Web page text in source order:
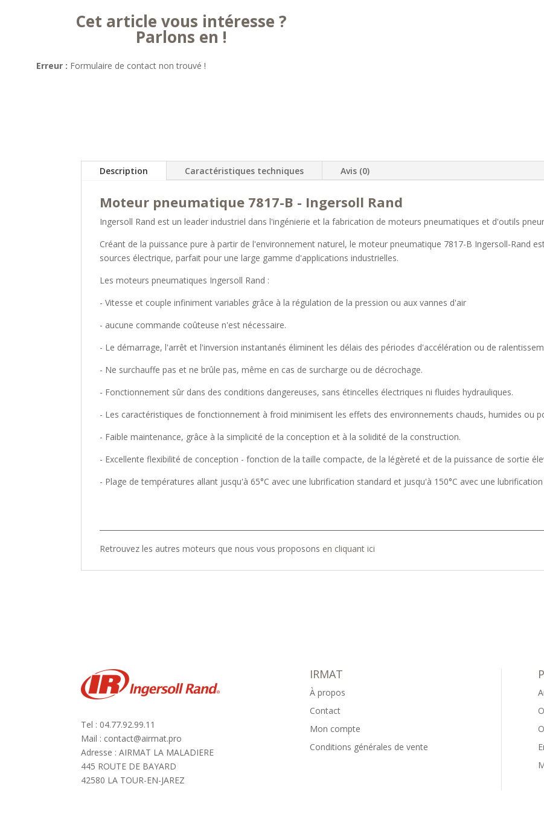
Cet article vous intéresse ?
Parlons en !
Erreur : Formulaire de contact non trouvé !
Description Caractéristiques techniques Avis (0)
Moteur pneumatique 7817-B - Ingersoll Rand
Ingersoll Rand est un leader industriel dans l'ingénierie et la fabrication de moteurs pneumatiques et d'outils
Créant de la puissance pure à partir de l'environnement naturel, le moteur pneumatique 7817-B Ingersoll-Rand
sources électrique, parfait pour une large gamme d'applications industrielles.
Les moteurs pneumatiques Ingersoll Rand :
- Vitesse et couple infiniment variables grâce à la régulation de la pression ou aux vannes d'air
- aucune commande coûteuse n'est nécessaire.
- Le démarrage, l'arrêt et l'inversion instantanés éliminent les délais des périodes d'accélération ou de
- Ne surchauffe pas et ne brûle pas, même en cas de surcharge ou de décrochage.
- Fonctionnement sûr dans des conditions dangereuses, sans étincelles électriques ni fluides hydrauliques.
- Les caractéristiques de fonctionnement à froid minimisent les effets des environnements chauds, humides ou
- Faible maintenance, grâce à la simplicité de la conception et à la solidité de la construction.
- Excellente flexibilité de conception - fonction de la taille compacte, de la légèreté et de la puissance de sortie
- Plage de températures allant jusqu'à 65°C avec une lubrification standard et jusqu'à 150°C avec une
Retrouvez les autres moteurs que nous vous proposons en cliquant ici
Tel : 04.77.92.99.11
Mail : contact@airmat.pro
Adresse : AIRMAT LA MALADIERE
445 ROUTE DE BAYARD
42580 LA TOUR-EN-JAREZ
IRMAT
À propos
Contact
Mon compte
Conditions générales de vente